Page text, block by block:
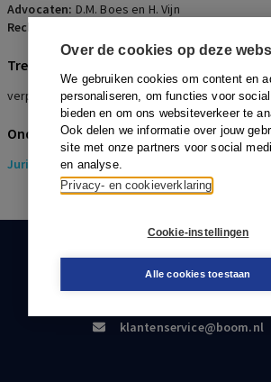
Over de cookies op deze
We gebruiken cookies om content en
personaliseren, om functies voor
bieden en om ons websiteverkeer te
Ook delen we informatie over jouw
site met onze partners voor social
en analyse.
Privacy- en cookieverklaring
Cookie-instellingen
Alle cookies toestaan
Advocaten: D.M. Boes en H. Vijn
Rechters:
Trefwoorden
verplichtstelling, werkingssfeer, incasso,
Onderwerpen
Juridisch> Pensioenrecht
KLANTENSERVICE
088-0301000
klantenservice@boom.nl